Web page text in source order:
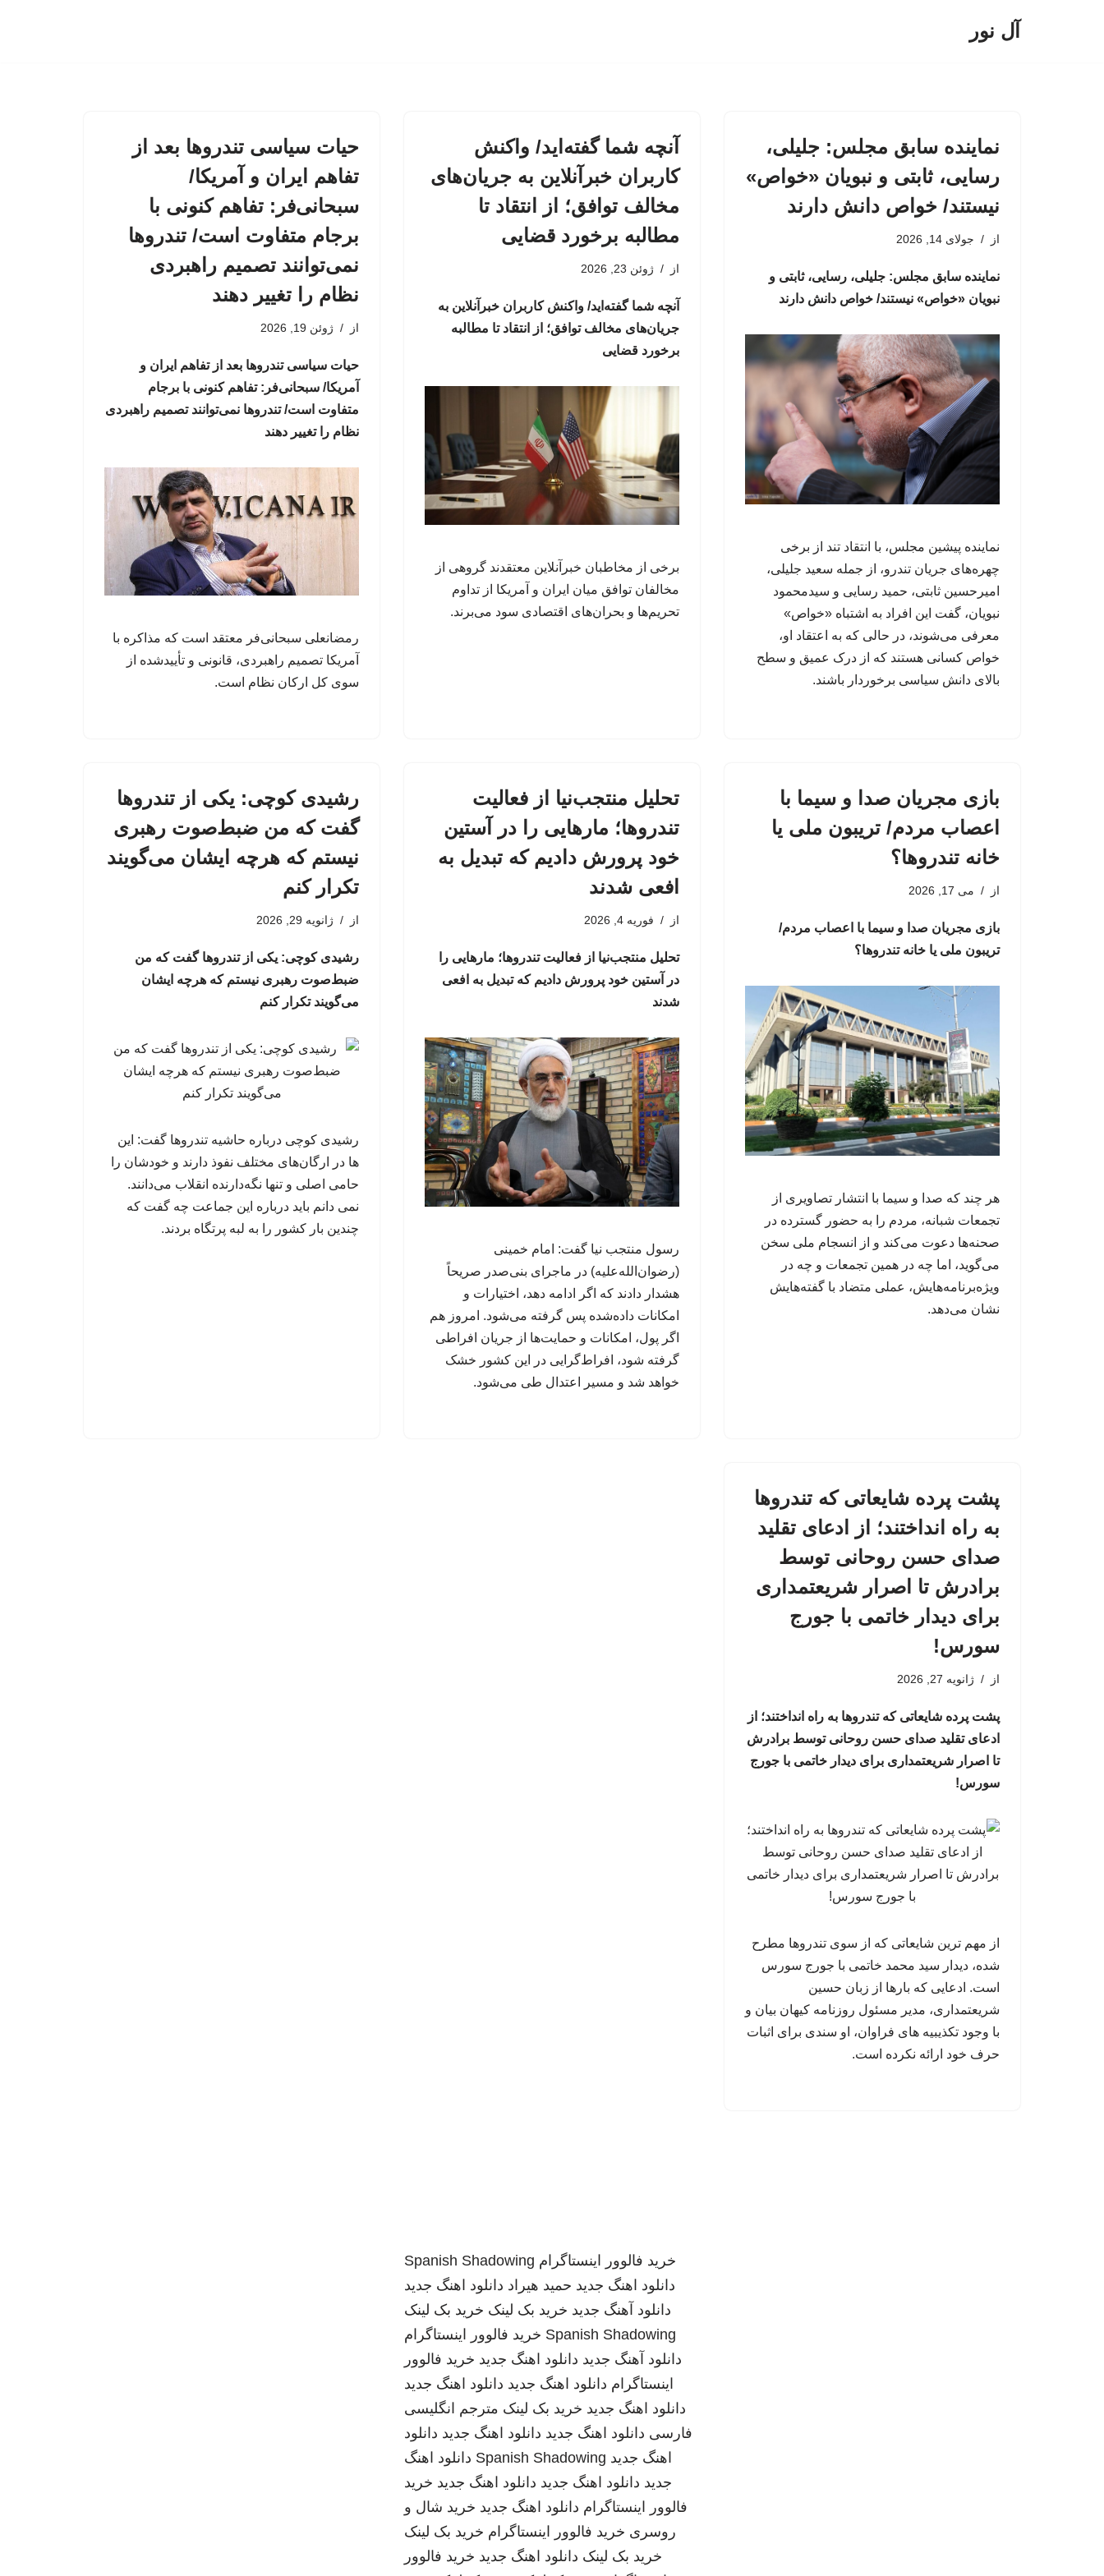
آل نور
نماینده سابق مجلس: جلیلی،
رسایی، ثابتی و نبویان «خواص»
نیستند/ خواص دانش دارند
از جولای 14, 2026
نماینده سابق مجلس: جلیلی، رسایی، ثابتی و
نبویان «خواص» نیستند/ خواص دانش دارند
نماینده پیشین مجلس، با انتقاد تند از برخی
چهره‌های جریان تندرو، از جمله سعید جلیلی،
امیرحسین ثابتی، حمید رسایی و سیدمحمود
نبویان، گفت این افراد به اشتباه «خواص»
معرفی می‌شوند، در حالی که به اعتقاد او،
خواص کسانی هستند که از درک عمیق و سطح
بالای دانش سیاسی برخوردار باشند.
آنچه شما گفته‌اید/ واکنش
کاربران خبرآنلاین به جریان‌های
مخالف توافق؛ از انتقاد تا
مطالبه برخورد قضایی
از ژوئن 23, 2026
آنچه شما گفته‌اید/ واکنش کاربران خبرآنلاین به
جریان‌های مخالف توافق؛ از انتقاد تا مطالبه
برخورد قضایی
برخی از مخاطبان خبرآنلاین معتقدند گروهی از
مخالفان توافق میان ایران و آمریکا از تداوم
تحریم‌ها و بحران‌های اقتصادی سود می‌برند.
حیات سیاسی تندروها بعد از
تفاهم ایران و آمریکا/
سبحانی‌فر: تفاهم کنونی با
برجام متفاوت است/ تندروها
نمی‌توانند تصمیم راهبردی
نظام را تغییر دهند
از ژوئن 19, 2026
حیات سیاسی تندروها بعد از تفاهم ایران و
آمریکا/ سبحانی‌فر: تفاهم کنونی با برجام
متفاوت است/ تندروها نمی‌توانند تصمیم راهبردی
نظام را تغییر دهند
رمضانعلی سبحانی‌فر معتقد است که مذاکره با
آمریکا تصمیم راهبردی، قانونی و تأییدشده از
سوی کل ارکان نظام است.
بازی مجریان صدا و سیما با
اعصاب مردم/ تریبون ملی یا
خانه تندروها؟
از می 17, 2026
بازی مجریان صدا و سیما با اعصاب مردم/
تریبون ملی یا خانه تندروها؟
هر چند که صدا و سیما با انتشار تصاویری از
تجمعات شبانه، مردم را به حضور گسترده در
صحنه‌ها دعوت می‌کند و از انسجام ملی سخن
می‌گوید، اما چه در همین تجمعات و چه در
ویژه‌برنامه‌هایش، عملی متضاد با گفته‌هایش
نشان می‌دهد.
تحلیل منتجب‌نیا از فعالیت
تندروها؛ مارهایی را در آستین
خود پرورش دادیم که تبدیل به
افعی شدند
از فوریه 4, 2026
تحلیل منتجب‌نیا از فعالیت تندروها؛ مارهایی را
در آستین خود پرورش دادیم که تبدیل به افعی
شدند
رسول منتجب نیا گفت: امام خمینی
(رضوان‌الله‌علیه) در ماجرای بنی‌صدر صریحاً
هشدار دادند که اگر ادامه دهد، اختیارات و
امکانات داده‌شده پس گرفته می‌شود. امروز هم
اگر پول، امکانات و حمایت‌ها از جریان افراطی
گرفته شود، افراط‌گرایی در این کشور خشک
خواهد شد و مسیر اعتدال طی می‌شود.
رشیدی کوچی: یکی از تندروها
گفت که من ضبط‌صوت رهبری
نیستم که هرچه ایشان می‌گویند
تکرار کنم
از ژانویه 29, 2026
رشیدی کوچی: یکی از تندروها گفت که من
ضبط‌صوت رهبری نیستم که هرچه ایشان
می‌گویند تکرار کنم
رشیدی کوچی درباره حاشیه تندروها گفت: این
ها در ارگان‌های مختلف نفوذ دارند و خودشان را
حامی اصلی و تنها نگه‌دارنده انقلاب می‌دانند.
نمی دانم باید درباره این جماعت چه گفت که
چندین بار کشور را به لبه پرتگاه بردند.
پشت پرده شایعاتی که تندروها
به راه انداختند؛ از ادعای تقلید
صدای حسن روحانی توسط
برادرش تا اصرار شریعتمداری
برای دیدار خاتمی با جورج
سورس!
از ژانویه 27, 2026
پشت پرده شایعاتی که تندروها به راه انداختند؛ از
ادعای تقلید صدای حسن روحانی توسط برادرش
تا اصرار شریعتمداری برای دیدار خاتمی با جورج
سورس!
از مهم ترین شایعاتی که از سوی تندروها مطرح
شده، دیدار سید محمد خاتمی با جورج سورس
است. ادعایی که بارها از زبان حسین
شریعتمداری، مدیر مسئول روزنامه کیهان بیان و
با وجود تکذیبیه های فراوان، او سندی برای اثبات
حرف خود ارائه نکرده است.
خرید فالوور اینستاگرام Spanish Shadowing
دانلود اهنگ جدید حمید هیراد دانلود اهنگ جدید
دانلود آهنگ جدید خرید بک لینک خرید بک لینک
Spanish Shadowing خرید فالوور اینستاگرام
دانلود آهنگ جدید دانلود اهنگ جدید خرید فالوور
اینستاگرام دانلود اهنگ جدید دانلود اهنگ جدید
دانلود اهنگ جدید خرید بک لینک مترجم انگلیسی
فارسی دانلود اهنگ جدید دانلود اهنگ جدید دانلود
اهنگ جدید Spanish Shadowing دانلود اهنگ
جدید دانلود اهنگ جدید دانلود اهنگ جدید خرید
فالوور اینستاگرام دانلود اهنگ جدید خرید شال و
روسری خرید فالوور اینستاگرام خرید بک لینک
خرید بک لینک دانلود اهنگ جدید خرید فالوور